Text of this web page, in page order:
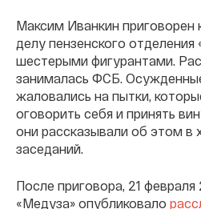
Максим Иванкин приговорен
делу пензенского
шестерыми фигурантами.
занималась ФСБ.
жаловались на пытки,
оговорить себя и принять
они рассказывали об этом в
заседаний.
После приговора, 21
«Медуза» опубликовало